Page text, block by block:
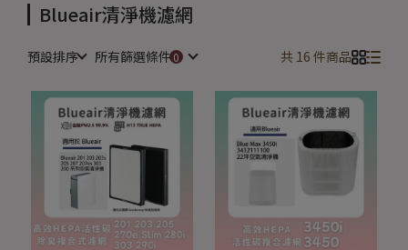
Blueair清淨機濾網
預設排序 所有篩選條件 共 16 件商品